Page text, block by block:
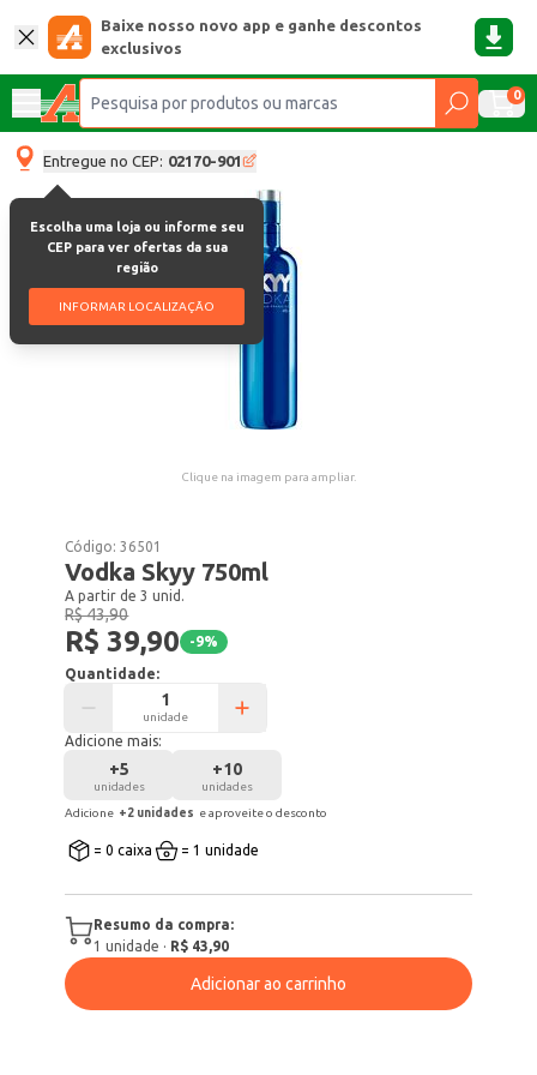
Baixe nosso novo app e ganhe descontos
exclusivos
0
Entregue no CEP: 02170-901
Escolha uma loja ou informe seu
CEP para ver ofertas da sua
região
INFORMAR LOCALIZAÇÃO
Clique na imagem para ampliar.
Código:36501
Vodka Skyy 750ml
A partir de 3 unid.
R$ 43,90
R$ 39,90 -9%
Quantidade:
unidade
Adicione mais:
+5
unidades
+10
unidades
Adicione +2 unidades e aproveite o desconto
= 0 caixa = 1 unidade
Resumo da compra:
1 unidade · R$ 43,90
Adicionar ao carrinho